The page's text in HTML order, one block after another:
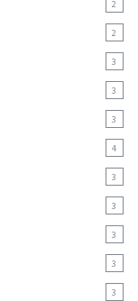
2
2
3
3
3
4
3
3
3
3
3